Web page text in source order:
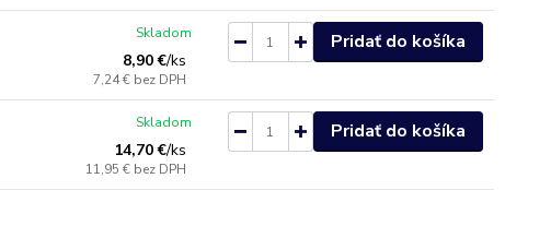
8,90 €/ks
7,24 € bez DPH
Skladom Pridať do košíka
14,70 €/ks
11,95 € bez DPH
Skladom Pridať do košíka